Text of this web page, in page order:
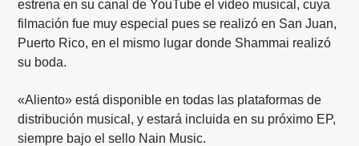
estrena en su canal de YouTube el video musical, cuya
filmación fue muy especial pues se realizó en San Juan,
Puerto Rico, en el mismo lugar donde Shammai realizó
su boda.
«Aliento» está disponible en todas las plataformas de
distribución musical, y estará incluida en su próximo EP,
siempre bajo el sello Nain Music.